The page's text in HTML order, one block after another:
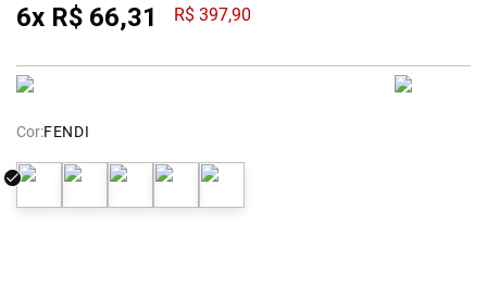
6x R$ 66,31 R$ 397,90
Cor:FENDI